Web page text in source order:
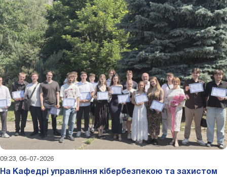
09:23, 06-07-2026
На Кафедрі управління кібербезпекою та захистом